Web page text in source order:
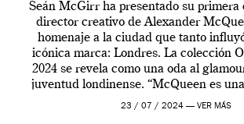
Seán McGirr ha presentado su primera
director creativo de Alexander
homenaje a la ciudad que tanto
icónica marca: Londres. La colección
2024 se revela como una oda al
juventud londinense. “McQueen es
en Londres y siempre ha
23 / 07 / 2024 — VER MÁS